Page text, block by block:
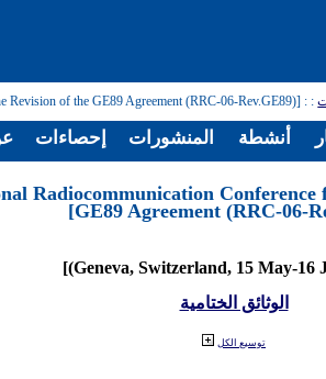
:
: [Regional Radiocommunication Conference for the Revision of the GE89 Agreement (RRC-06-Rev.GE89)]
Radiocommunication
GE89 Agreement (RRC-06-
الوثائق الختامية
توسيع الكل
إحصاءات المنشورات أنشطة